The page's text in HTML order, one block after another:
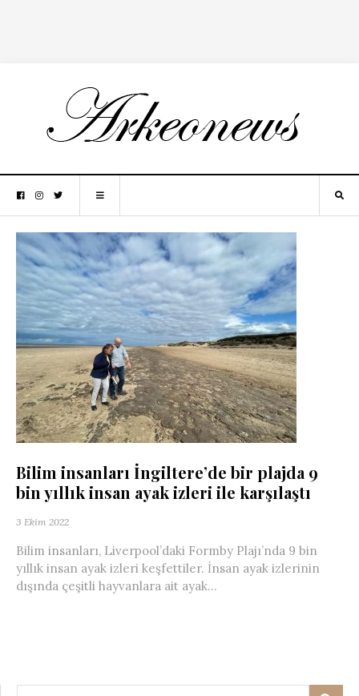
Bilim insanları İngiltere’de bir plajda 9
bin yıllık insan ayak izleri ile karşılaştı
3 Ekim 2022
Bilim insanları, Liverpool’daki Formby Plajı’nda 9 bin
yıllık insan ayak izleri keşfettiler. İnsan ayak izlerinin
dışında çeşitli hayvanlara ait ayak...